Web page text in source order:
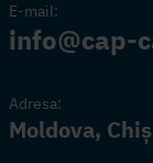
E-mail:
info@cap-
Adresa:
Moldova,